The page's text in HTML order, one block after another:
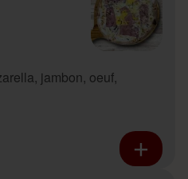
jambon, oeuf,